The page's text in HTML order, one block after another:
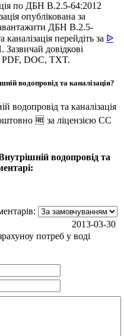
по ДБН В.2.5-64:2012
опублікована за
ДБН В.2.5-
перейдіть за ᐉ
довідкові
PDF, DOC, TXT.
водопровід та каналізація?
та каналізація
🆓 за ліцензією CC
водопровід та
2013-03-30
потреб у воді